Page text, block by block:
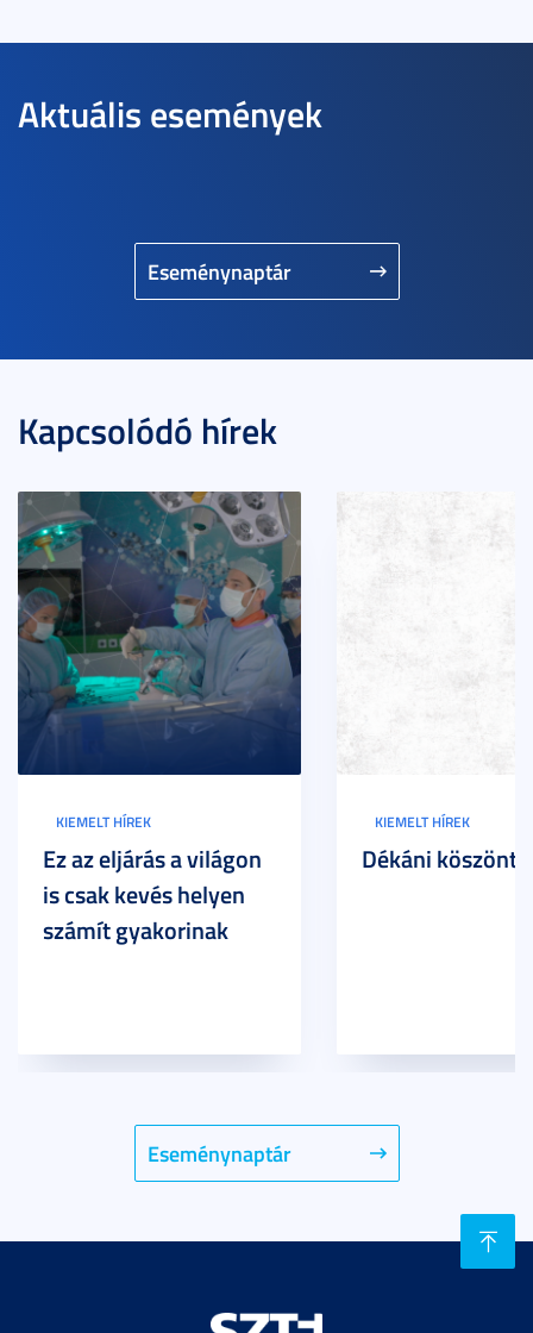
Aktuális események
Eseménynaptár
Kapcsolódó hírek
Eseménynaptár
KIEMELT HÍREK
Ez az eljárás a világon
is csak kevés helyen
számít gyakorinak
KIEMELT HÍREK
Dékáni köszöntő